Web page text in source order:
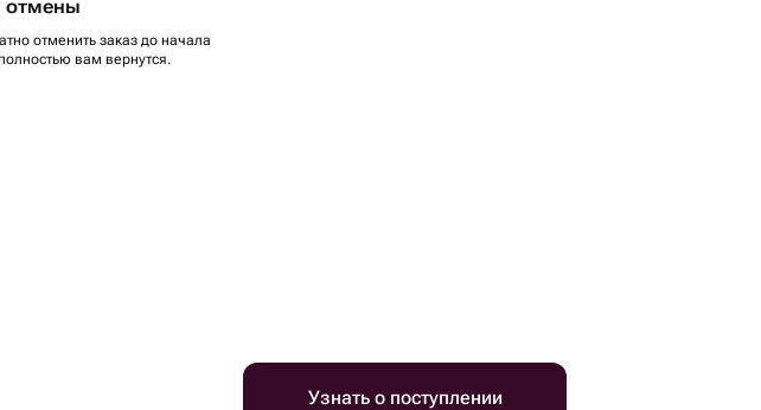
отмены
отменить заказ до начала
вам вернутся.
Узнать о поступлении